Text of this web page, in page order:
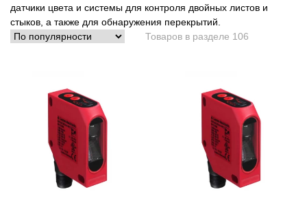
датчики цвета и системы для контроля двойных листов и
стыков, а также для обнаружения перекрытий.
Товаров в разделе 106